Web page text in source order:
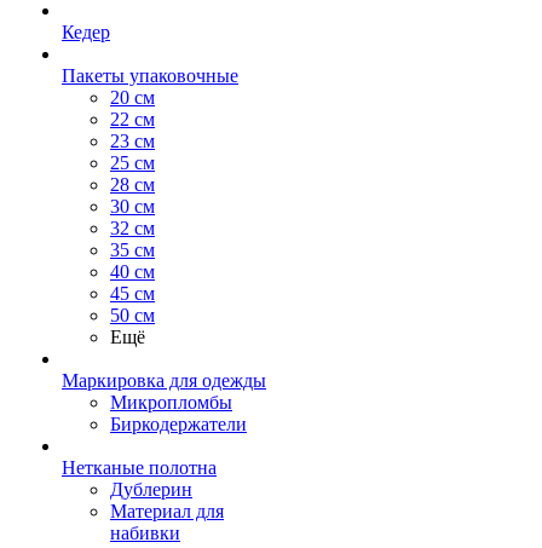
Кедер
Пакеты упаковочные
20 см
22 см
23 см
25 см
28 см
30 см
32 см
35 см
40 см
45 см
50 см
Ещё
Маркировка для одежды
Микропломбы
Биркодержатели
Нетканые полотна
Дублерин
Материал для
набивки